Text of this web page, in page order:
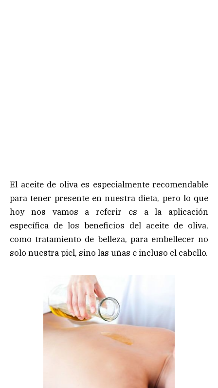
El aceite de oliva es especialmente recomendable
para tener presente en nuestra dieta, pero lo que
hoy nos vamos a referir es a la aplicación
específica de los beneficios del aceite de oliva,
como tratamiento de belleza, para embellecer no
solo nuestra piel, sino las uñas e incluso el cabello.